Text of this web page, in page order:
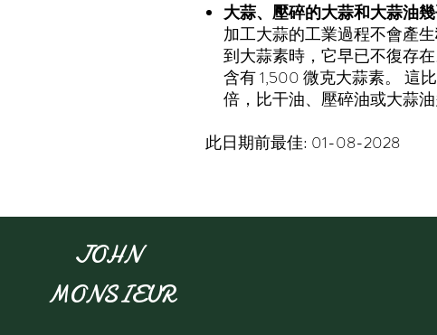
大蒜、壓碎的大蒜和大蒜油
加工大蒜的工業過程不會產生
到大蒜素時，它早已不復存
含有 1,500 微克大蒜素。 這
倍，比干油、壓碎油或大蒜油
此日期前最佳: 01-08-2028
JOHN
MONSIEUR